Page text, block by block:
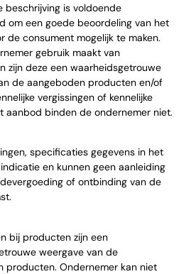
beschrijving is voldoende
om een goede beoordeling van het
de consument mogelijk te maken.
gebruik maakt van
zijn deze een waarheidsgetrouwe
de aangeboden producten en/of
vergissingen of kennelijke
aanbod binden de ondernemer niet.
specificaties gegevens in het
en kunnen geen aanleiding
of ontbinding van de
bij producten zijn een
weergave van de
producten. Ondernemer kan niet